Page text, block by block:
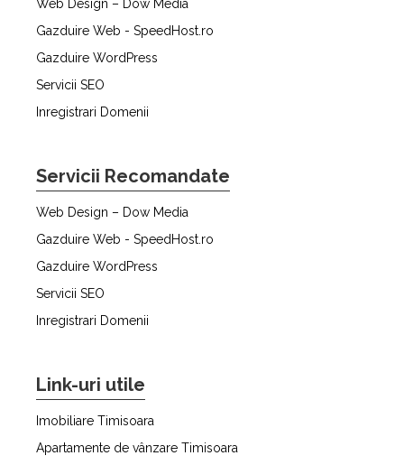
Web Design – Dow Media
Gazduire Web - SpeedHost.ro
Gazduire WordPress
Servicii SEO
Inregistrari Domenii
Servicii Recomandate
Web Design – Dow Media
Gazduire Web - SpeedHost.ro
Gazduire WordPress
Servicii SEO
Inregistrari Domenii
Link-uri utile
Imobiliare Timisoara
Apartamente de vânzare Timisoara